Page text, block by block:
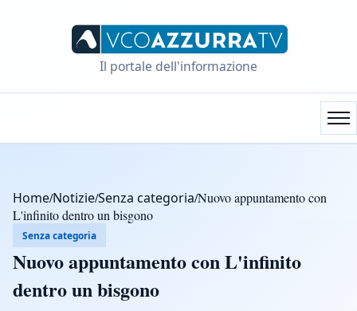
Il portale dell'informazione
Home/Notizie/Senza categoria/Nuovo appuntamento con
L'infinito dentro un bisgono
Senza categoria
Nuovo appuntamento con L'infinito
dentro un bisgono